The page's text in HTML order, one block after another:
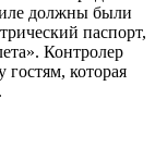
должны были
паспорт,
Контролер
гостям, которая